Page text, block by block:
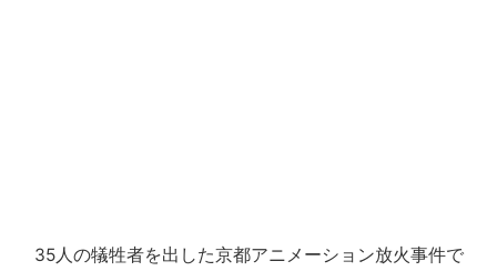
35人の犠牲者を出した京都アニメーション放火事件で